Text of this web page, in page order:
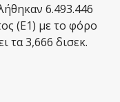
6.493.446
(Ε1) με το φόρο
τα 3,666 δισεκ.